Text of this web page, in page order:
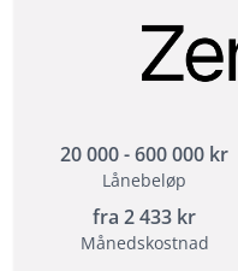
Forbrukslån opptil
Opptil 800 000 i lån
Alder: 20 år
Kunne dokumentere
20 000 - 600 000 kr
Lånebeløp
fra 2 433 kr
Månedskostnad